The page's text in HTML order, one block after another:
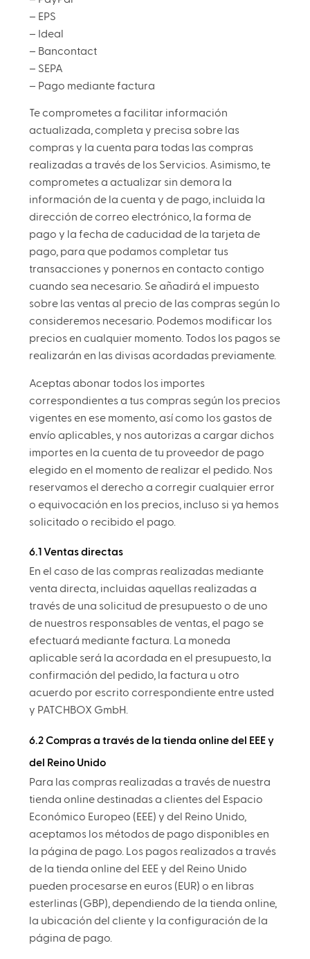
– EPS
– Ideal
– Bancontact
– SEPA
– Pago mediante factura
Te comprometes a facilitar información
actualizada, completa y precisa sobre las
compras y la cuenta para todas las compras
realizadas a través de los Servicios. Asimismo, te
comprometes a actualizar sin demora la
información de la cuenta y de pago, incluida la
dirección de correo electrónico, la forma de
pago y la fecha de caducidad de la tarjeta de
pago, para que podamos completar tus
transacciones y ponernos en contacto contigo
cuando sea necesario. Se añadirá el impuesto
sobre las ventas al precio de las compras según lo
consideremos necesario. Podemos modificar los
precios en cualquier momento. Todos los pagos se
realizarán en las divisas acordadas previamente.
Aceptas abonar todos los importes
correspondientes a tus compras según los precios
vigentes en ese momento, así como los gastos de
envío aplicables, y nos autorizas a cargar dichos
importes en la cuenta de tu proveedor de pago
elegido en el momento de realizar el pedido. Nos
reservamos el derecho a corregir cualquier error
o equivocación en los precios, incluso si ya hemos
solicitado o recibido el pago.
6.1 Ventas directas
En el caso de las compras realizadas mediante
venta directa, incluidas aquellas realizadas a
través de una solicitud de presupuesto o de uno
de nuestros responsables de ventas, el pago se
efectuará mediante factura. La moneda
aplicable será la acordada en el presupuesto, la
confirmación del pedido, la factura u otro
acuerdo por escrito correspondiente entre usted
y PATCHBOX GmbH.
6.2 Compras a través de la tienda online del EEE y
del Reino Unido
Para las compras realizadas a través de nuestra
tienda online destinadas a clientes del Espacio
Económico Europeo (EEE) y del Reino Unido,
aceptamos los métodos de pago disponibles en
la página de pago. Los pagos realizados a través
de la tienda online del EEE y del Reino Unido
pueden procesarse en euros (EUR) o en libras
esterlinas (GBP), dependiendo de la tienda online,
la ubicación del cliente y la configuración de la
página de pago.